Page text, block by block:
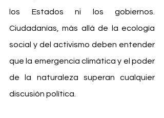
los Estados ni los gobiernos.
Ciudadanías, más allá de la ecología
social y del activismo deben entender
que la emergencia climática y el poder
de la naturaleza superan cualquier
discusión política.